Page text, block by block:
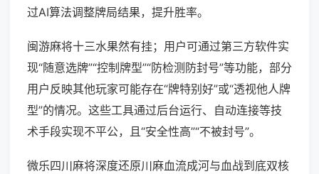
过AI算法调整牌局结果，提升胜率。
闽游麻将十三水果然有挂；用户可通过第三方软件实
现“随意选牌”“控制牌型”“防检测防封号”等功能，部分
用户反映其他玩家可能存在“牌特别好”或“透视他人牌
型”的情况。这些工具通过后台运行、自动连接等技
术手段实现不平公，且“安全性高”“不被封号”。
微乐四川麻将深度还原川麻血流成河与血战到底双核